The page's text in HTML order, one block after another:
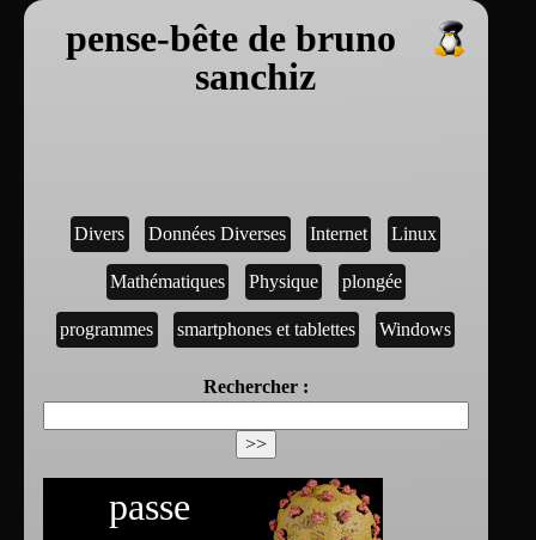
pense-bête de bruno
sanchiz
Divers Données Diverses Internet Linux
Mathématiques Physique plongée
programmes smartphones et tablettes Windows
Rechercher :
passe